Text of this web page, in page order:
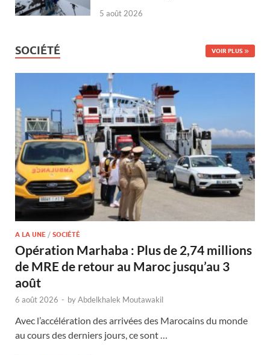
5 août 2026
SOCIÉTÉ VOIR PLUS
A LA UNE / SOCIÉTÉ
Opération Marhaba : Plus de 2,74 millions
de MRE de retour au Maroc jusqu’au 3
août
6 août 2026 - byAbdelkhalek Moutawakil
Avec l’accélération des arrivées des Marocains du monde
au cours des derniers jours, ce sont …